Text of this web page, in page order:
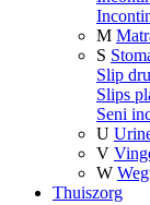
M
S
Slip
Slips
Seni
U
V
W
Thuiszorg